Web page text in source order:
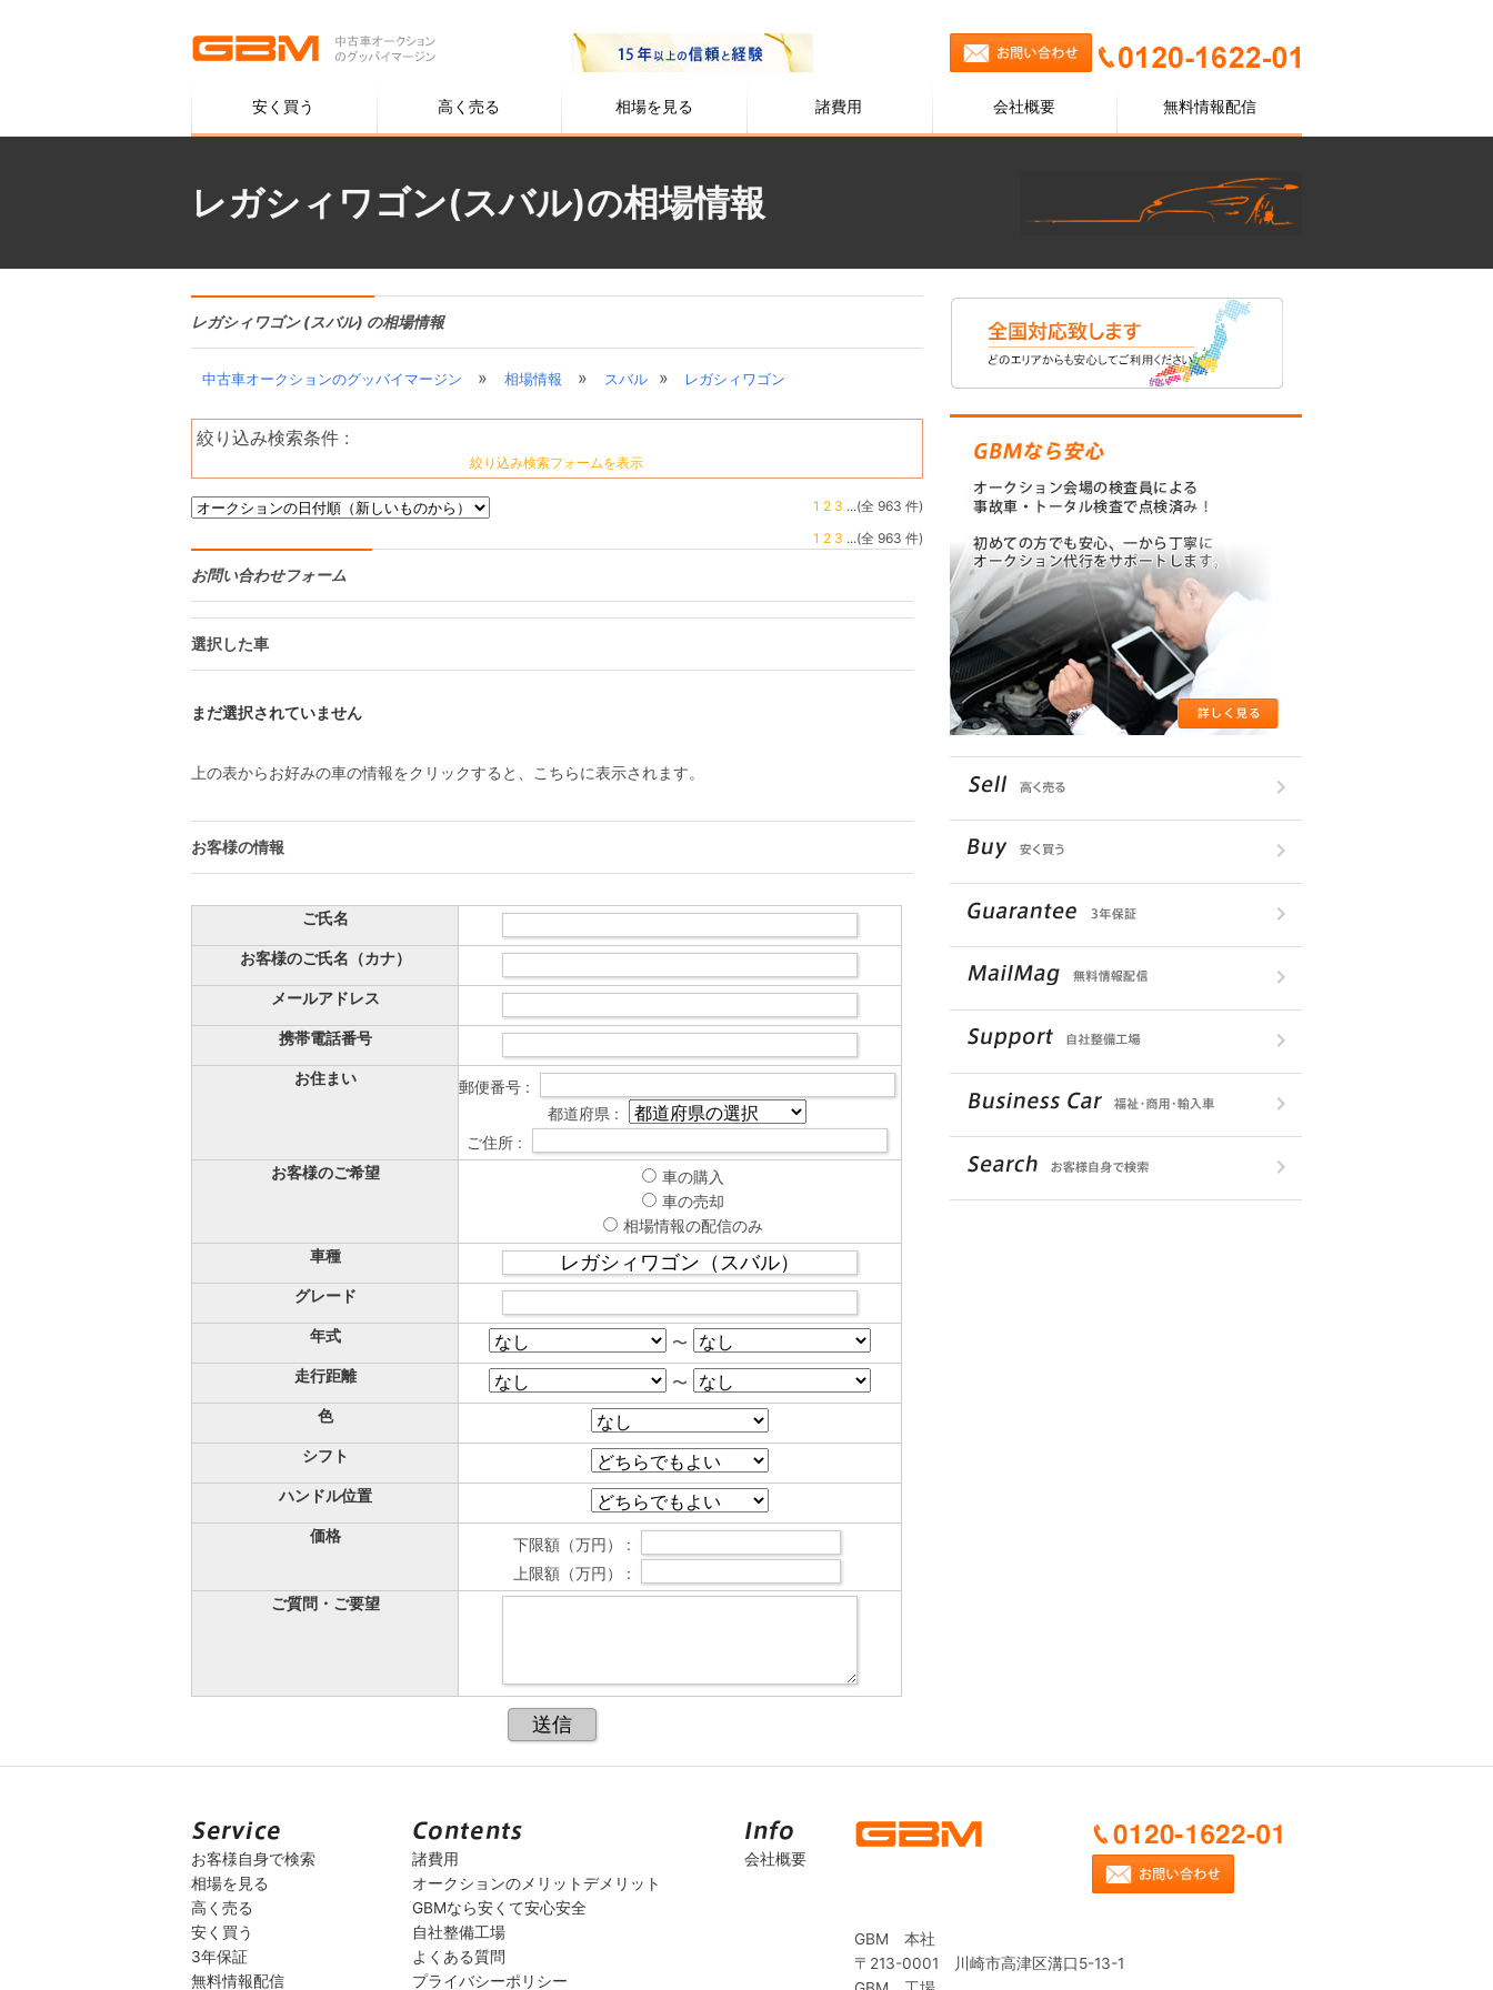
安く買う 高く売る 相場を見る 諸費用 会社概要 無料情報配信
レガシィワゴン(スバル)の相場情報
レガシィワゴン (スバル) の相場情報
中古車オークションのグッバイマージン » 相場情報 » スバル » レガシィワゴン
絞り込み検索条件 :
絞り込み検索フォームを表示
1 2 3 ...(全 963 件)
1 2 3 ...(全 963 件)
お問い合わせフォーム
選択した車
まだ選択されていません
上の表からお好みの車の情報をクリックすると、こちらに表示されます。
お客様の情報
ご氏名
お客様のご氏名（カナ）
メールアドレス
携帯電話番号
お住まい
郵便番号 :
都道府県 :
ご住所 :
お客様のご希望
車の購入
車の売却
相場情報の配信のみ
車種
グレード
年式
〜
走行距離
〜
色
シフト
ハンドル位置
価格
下限額（万円） :
上限額（万円） :
ご質問・ご要望
お客様自身で検索
相場を見る
高く売る
安く買う
3年保証
無料情報配信
諸費用
オークションのメリットデメリット
GBMなら安くて安心安全
自社整備工場
よくある質問
プライバシーポリシー
会社概要
GBM 本社
〒213-0001 川崎市高津区溝口5-13-1